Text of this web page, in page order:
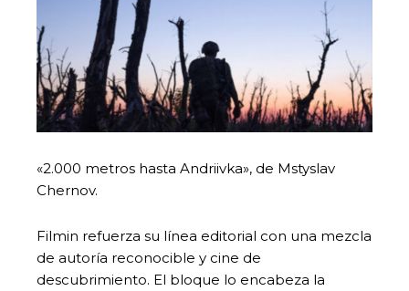
«2.000 metros hasta Andriivka», de Mstyslav
Chernov.
Filmin refuerza su línea editorial con una mezcla
de autoría reconocible y cine de
descubrimiento. El bloque lo encabeza la